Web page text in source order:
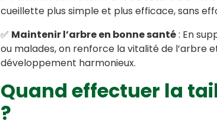
cueillette plus simple et plus efficace, sans
✅ Maintenir l’arbre en bonne santé: En
ou malades, on renforce la vitalité de l’arbre
développement harmonieux.
Quand effectuer la
?